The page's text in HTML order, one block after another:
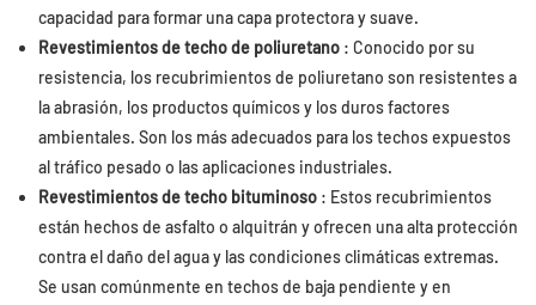
capacidad para formar una capa protectora y suave.
Revestimientos de techo de poliuretano : Conocido por su
resistencia, los recubrimientos de poliuretano son resistentes a
la abrasión, los productos químicos y los duros factores
ambientales. Son los más adecuados para los techos expuestos
al tráfico pesado o las aplicaciones industriales.
Revestimientos de techo bituminoso : Estos recubrimientos
están hechos de asfalto o alquitrán y ofrecen una alta protección
contra el daño del agua y las condiciones climáticas extremas.
Se usan comúnmente en techos de baja pendiente y en